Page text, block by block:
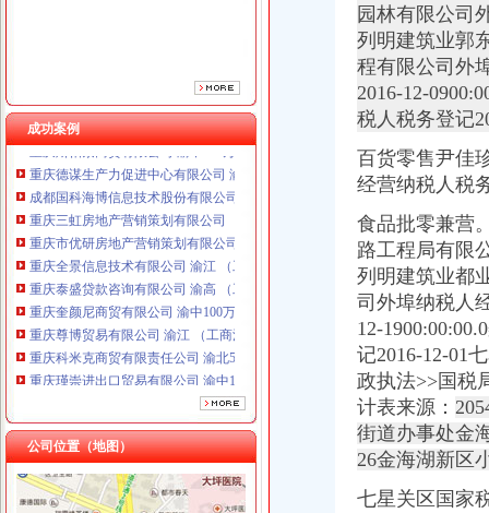
成功案例
重庆科米克商贸有限责任公司 渝北50万 （工商注册）
重庆瑾崇进出口贸易有限公司 渝中100万 （进出口权）
重庆斯帕索商贸有限公司 渝中500万 （进出口权）
重庆德谋生产力促进中心有限公司 渝大10万 （工商注册）
成都国科海博信息技术股份有限公司重庆分公司 渝江 （工商注册）
重庆三虹房地产营销策划有限公司
重庆市优研房地产营销策划有限公司
重庆全景信息技术有限公司 渝江 （工商注册）
重庆泰盛贷款咨询有限公司 渝高 （工商注册）
重庆奎颜尼商贸有限公司 渝中100万 （工商注册）
重庆尊博贸易有限公司 渝江 （工商注册）
重庆科米克商贸有限责任公司 渝北50万 （工商注册）
重庆瑾崇进出口贸易有限公司 渝中100万 （进出口权）
重庆斯帕索商贸有限公司 渝中500万 （进出口权）
重庆德谋生产力促进中心有限公司 渝大10万 （工商注册）
成都国科海博信息技术股份有限公司重庆分公司 渝江 （工商注册）
公司位置（地图）
园林有限公司
列明建筑业郭
程有限公司外
2016-12-
税人税务登记
百货零售尹佳
经营纳税人税
食品批零兼营
路工程局有限
列明建筑业都
司外埠纳税人
12-
记2016-12-01
政执法>>国税
计表来源：
街道办事处金
26金海湖新区
七星关区国家